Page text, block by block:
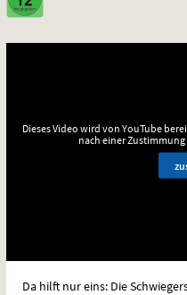
Dieses Video wird von YouTube
nach einer
Da hilft nur eins: Die